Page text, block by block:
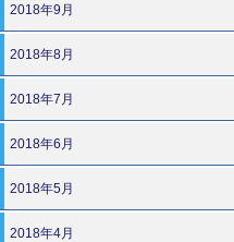
2018年9月
2018年8月
2018年7月
2018年6月
2018年5月
2018年4月